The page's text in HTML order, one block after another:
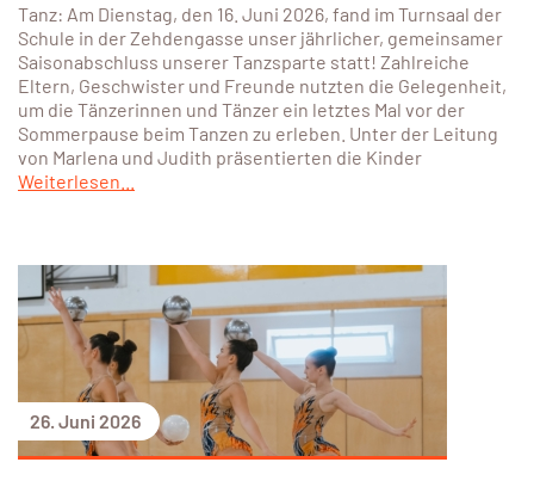
Tanz: Am Dienstag, den 16. Juni 2026, fand im Turnsaal der
Schule in der Zehdengasse unser jährlicher, gemeinsamer
Saisonabschluss unserer Tanzsparte statt! Zahlreiche
Eltern, Geschwister und Freunde nutzten die Gelegenheit,
um die Tänzerinnen und Tänzer ein letztes Mal vor der
Sommerpause beim Tanzen zu erleben. Unter der Leitung
von Marlena und Judith präsentierten die Kinder
Weiterlesen...
26. Juni 2026